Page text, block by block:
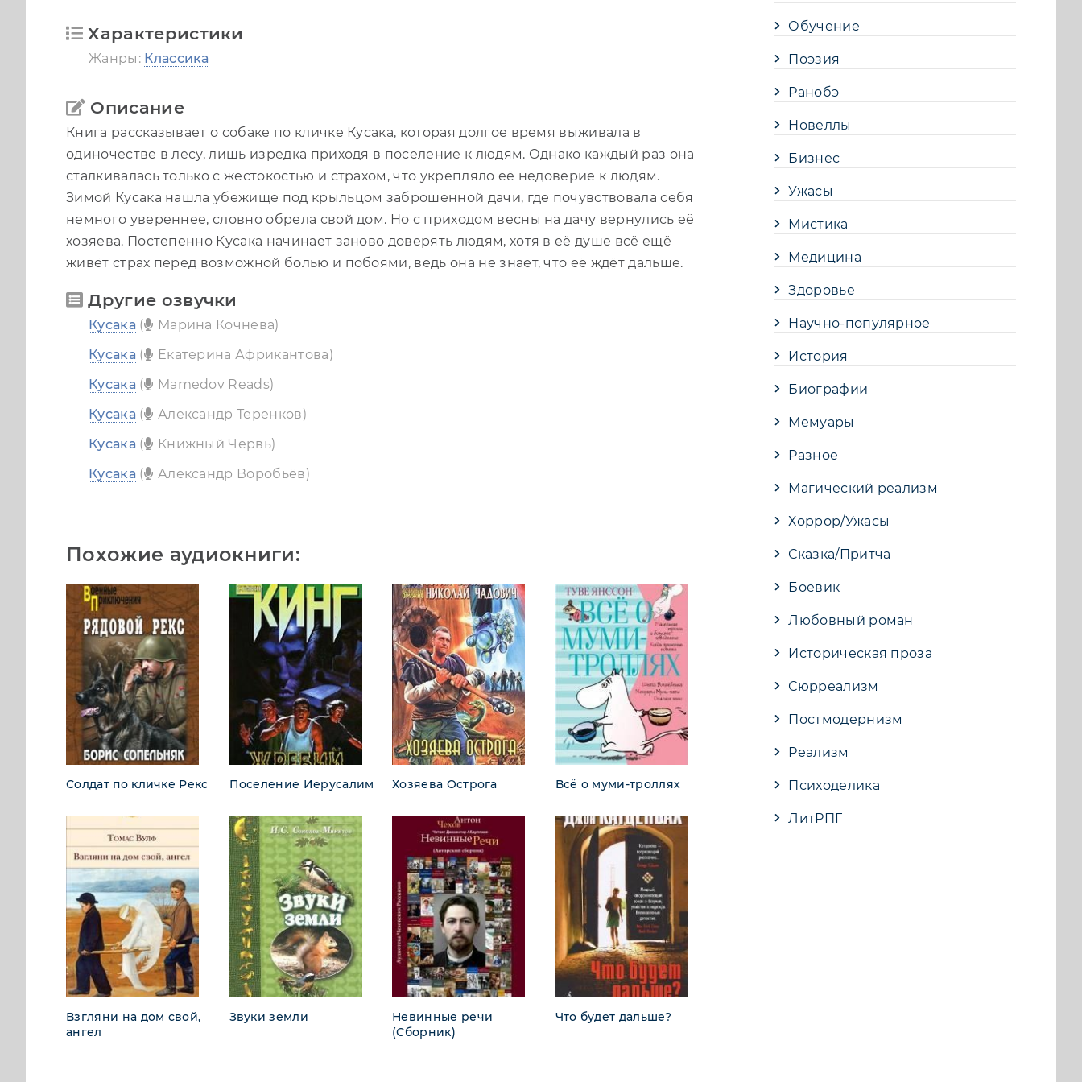
Характеристики
Жанры: Классика
Описание
Книга рассказывает о собаке по кличке Кусака, которая долгое время выживала в
одиночестве в лесу, лишь изредка приходя в поселение к людям. Однако каждый раз она
сталкивалась только с жестокостью и страхом, что укрепляло её недоверие к людям.
Зимой Кусака нашла убежище под крыльцом заброшенной дачи, где почувствовала себя
немного увереннее, словно обрела свой дом. Но с приходом весны на дачу вернулись её
хозяева. Постепенно Кусака начинает заново доверять людям, хотя в её душе всё ещё
живёт страх перед возможной болью и побоями, ведь она не знает, что её ждёт дальше.
Другие озвучки
Кусака(
Марина Кочнева)
Кусака(
Екатерина Африкантова)
Кусака(
Mamedov Reads)
Кусака(
Александр Теренков)
Кусака(
Книжный Червь)
Кусака( Александр Воробьёв)
Похожие аудиокниги:
Солдат по кличке Рекс Поселение Иерусалим Хозяева Острога Всё о муми-троллях
Взгляни на дом свой,
ангел
Звуки земли
Невинные речи
(Сборник)
Что будет дальше?
Обучение
Поэзия
Ранобэ
Новеллы
Бизнес
Ужасы
Мистика
Медицина
Здоровье
Научно-популярное
История
Биографии
Мемуары
Разное
Магический реализм
Хоррор/Ужасы
Сказка/Притча
Боевик
Любовный роман
Историческая проза
Сюрреализм
Постмодернизм
Реализм
Психоделика
ЛитРПГ